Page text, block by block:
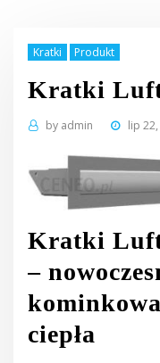
Kratki Produkt
Kratki Luft
by admin lip
Kratki Luft
–
ciepła